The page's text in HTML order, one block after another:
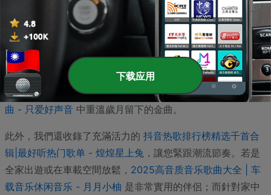
若您正處於高壓環境，需要深層的心靈療癒，可以嘗試
深度
睡眠|解压|冥想|疗愈养生|艺术疗愈|白噪音|助眠音乐|轻音乐|
苏阳阳频道 - yangyangSu
與靜心冥想療癒純音樂 -
Annie99
，這些節目透過白噪音與沉浸式音效，引導您進入冥
想的世界。喜愛經典旋律的朋友，則能從
708090经典老歌|
华语百位歌流行金曲大全 - 南柚情感和百听不厌经典流行歌
曲 - 只爱好声音 中重溫歲月留下的金曲。
此外，我們還收錄了充滿活力的 抖音热歌排行榜精选千首合
辑|最好听热门歌单 - 煌煌星上兔 ，讓您緊跟潮流節奏。若是
全家出遊或在車載空間放鬆， 2025高音质音乐歌曲大全 | 车
载音乐休闲音乐 - 月月小柚 是非常實用的伴侶；而針對家中
下载应用